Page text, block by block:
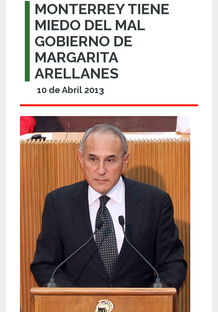
MONTERREY TIENE
MIEDO DEL MAL
GOBIERNO DE
MARGARITA
ARELLANES
10 de Abril 2013